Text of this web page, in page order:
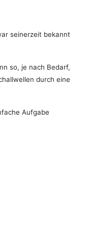
seinerzeit bekannt
so, je nach Bedarf,
durch eine
Aufgabe